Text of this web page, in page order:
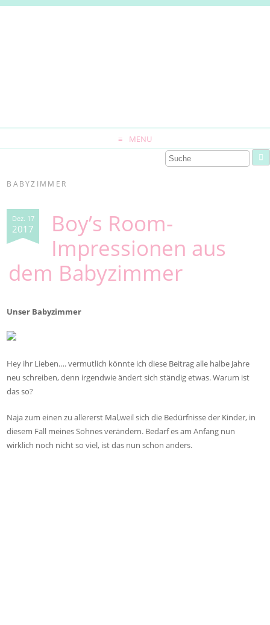
MENU
BABYZIMMER
Dez. 17
2017
Boy’s Room-
Impressionen aus
dem Babyzimmer
Unser Babyzimmer
Hey ihr Lieben…. vermutlich könnte ich diese Beitrag alle halbe Jahre
neu schreiben, denn irgendwie ändert sich ständig etwas. Warum ist
das so?
Naja zum einen zu allererst Mal,weil sich die Bedürfnisse der Kinder, in
diesem Fall meines Sohnes verändern. Bedarf es am Anfang nun
wirklich noch nicht so viel, ist das nun schon anders.